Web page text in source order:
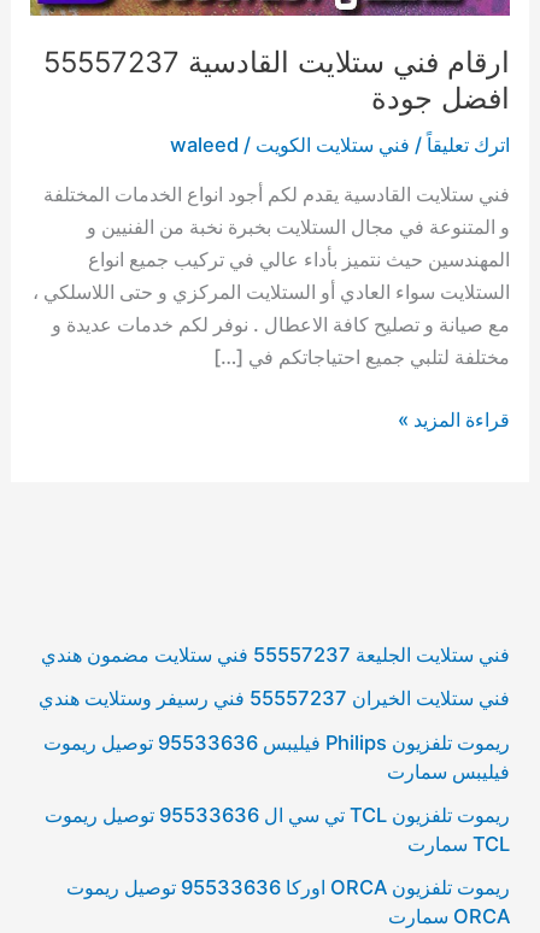
ارقام فني ستلايت القادسية 55557237
افضل جودة
اترك تعليقاً / فني ستلايت الكويت /
waleed
فني ستلايت القادسية يقدم لكم أجود انواع الخدمات المختلفة
و المتنوعة في مجال الستلايت بخبرة نخبة من الفنيين و
المهندسين حيث نتميز بأداء عالي في تركيب جميع انواع
الستلايت سواء العادي أو الستلايت المركزي و حتى اللاسلكي ،
مع صيانة و تصليح كافة الاعطال . نوفر لكم خدمات عديدة و
مختلفة لتلبي جميع احتياجاتكم في […]
قراءة المزيد »
فني ستلايت الجليعة 55557237 فني ستلايت مضمون هندي
فني ستلايت الخيران 55557237 فني رسيفر وستلايت هندي
ريموت تلفزيون Philips فيليبس 95533636 توصيل ريموت
فيليبس سمارت
ريموت تلفزيون TCL تي سي ال 95533636 توصيل ريموت
TCL سمارت
ريموت تلفزيون ORCA اوركا 95533636 توصيل ريموت
ORCA سمارت